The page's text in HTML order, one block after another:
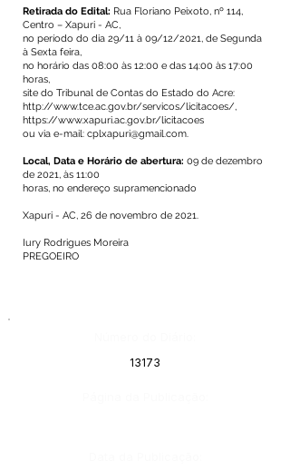
Retirada do Edital: Rua Floriano Peixoto, nº 114,
Centro – Xapuri - AC,
no período do dia 29/11 à 09/12/2021, de Segunda
à Sexta feira,
no horário das 08:00 às 12:00 e das 14:00 às 17:00
horas,
site do Tribunal de Contas do Estado do Acre:
http://www.tce.ac.gov.br/servicos/licitacoes/,
https://www.xapuri.ac.gov.br/licitacoes
ou via e-mail: cplxapuri@gmail.com.
Local, Data e Horário de abertura: 09 de dezembro
de 2021, às 11:00
horas, no endereço supramencionado
Xapuri - AC, 26 de novembro de 2021.
Iury Rodrigues Moreira
PREGOEIRO
13173